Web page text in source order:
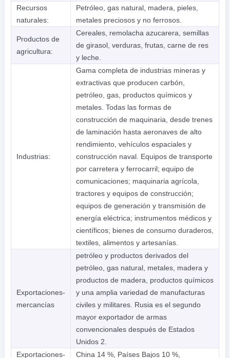
Recursos
naturales:
Petróleo, gas natural, madera, pieles,
metales preciosos y no ferrosos.
Productos de
agricultura:
Cereales, remolacha azucarera, semillas
de girasol, verduras, frutas, carne de res
y leche.
Industrias:
Gama completa de industrias mineras y
extractivas que producen carbón,
petróleo, gas, productos químicos y
metales. Todas las formas de
construcción de maquinaria, desde trenes
de laminación hasta aeronaves de alto
rendimiento, vehículos espaciales y
construcción naval. Equipos de transporte
por carretera y ferrocarril; equipo de
comunicaciones; maquinaria agrícola,
tractores y equipos de construcción;
equipos de generación y transmisión de
energía eléctrica; instrumentos médicos y
científicos; bienes de consumo duraderos,
textiles, alimentos y artesanías.
Exportaciones-
mercancías
petróleo y productos derivados del
petróleo, gas natural, metales, madera y
productos de madera, productos químicos
y una amplia variedad de manufacturas
civiles y militares. Rusia es el segundo
mayor exportador de armas
convencionales después de Estados
Unidos 2.
Exportaciones-
China 14 %, Países Bajos 10 %,